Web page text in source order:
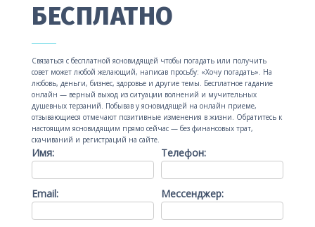
БЕСПЛАТНО
Связаться с бесплатной ясновидящей чтобы погадать или получить
совет может любой желающий, написав просьбу: «Хочу погадать». На
любовь, деньги, бизнес, здоровье и другие темы. Бесплатное гадание
онлайн — верный выход из ситуации волнений и мучительных
душевных терзаний. Побывав у ясновидящей на онлайн приеме,
отзывающиеся отмечают позитивные изменения в жизни. Обратитесь к
настоящим ясновидящим прямо сейчас — без финансовых трат,
скачиваний и регистраций на сайте.
Имя: Телефон:
Email: Мессенджер: